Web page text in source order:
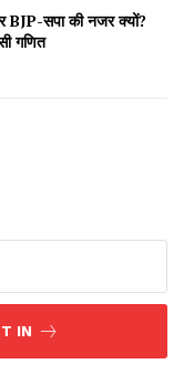
BJP-सपा की नजर क्यों?
गणित
IN